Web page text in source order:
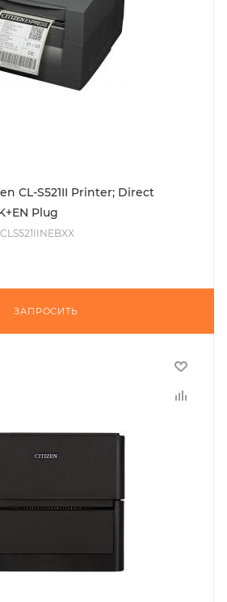
CL-S521II Printer; Direct
Plug
ЗАПРОСИТЬ